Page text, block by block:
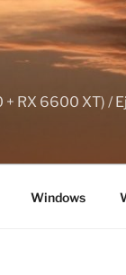
RX 6600 XT) /
Windows